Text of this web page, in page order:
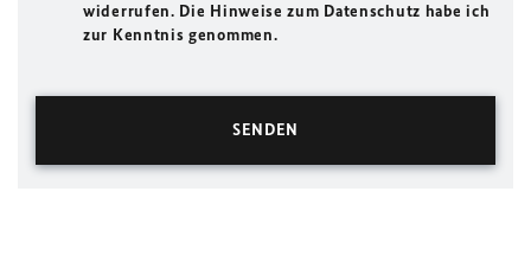
widerrufen. Die Hinweise zum Datenschutz habe ich
zur Kenntnis genommen.